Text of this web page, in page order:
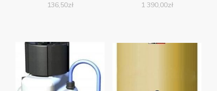
136,50zł 1 390,00zł